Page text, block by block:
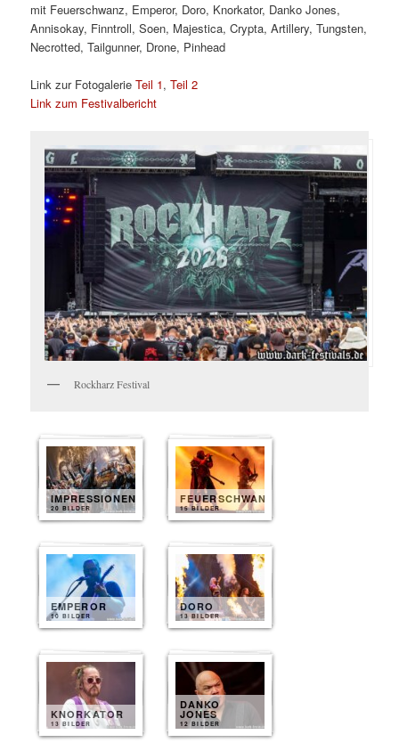
mit Feuerschwanz, Emperor, Doro, Knorkator, Danko Jones,
Annisokay, Finntroll, Soen, Majestica, Crypta, Artillery, Tungsten,
Necrotted, Tailgunner, Drone, Pinhead
Link zur FotogalerieTeil 1,Teil 2
Link zum Festivalbericht
Rockharz Festival
IMPRESSIONEN
20 BILDER
FEUERSCHWANZ
15 BILDER
EMPEROR
10 BILDER
DORO
13 BILDER
KNORKATOR
13 BILDER
DANKO
JONES
12 BILDER